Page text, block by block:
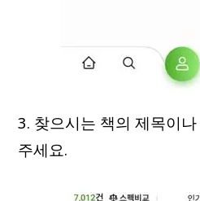
3. 찾으시는 책의 제목이
주세요.